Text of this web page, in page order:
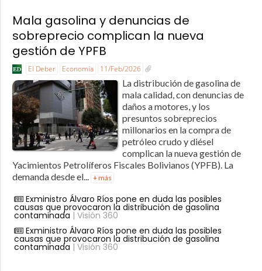
Mala gasolina y denuncias de
sobreprecio complican la nueva
gestión de YPFB
El Deber Economía 11/Feb/2026
La distribución de gasolina de
mala calidad, con denuncias de
daños a motores, y los
presuntos sobreprecios
millonarios en la compra de
petróleo crudo y diésel
complican la nueva gestión de
Yacimientos Petrolíferos Fiscales Bolivianos (YPFB). La
demanda desde el... + más
Exministro Álvaro Ríos pone en duda las posibles
causas que provocaron la distribución de gasolina
contaminada | Visión 360
Exministro Álvaro Ríos pone en duda las posibles
causas que provocaron la distribución de gasolina
contaminada | Visión 360